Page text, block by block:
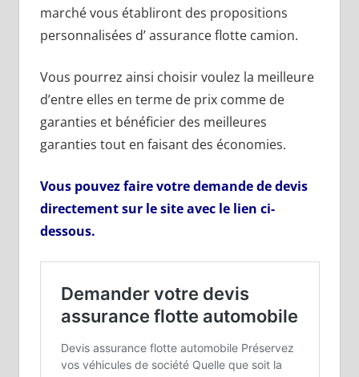
marché vous établiront des propositions
personnalisées d’ assurance flotte camion.
Vous pourrez ainsi choisir voulez la meilleure
d’entre elles en terme de prix comme de
garanties et bénéficier des meilleures
garanties tout en faisant des économies.
Vous pouvez faire votre demande de devis
directement sur le site avec le lien ci-
dessous.